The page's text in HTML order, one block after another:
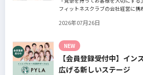
フィットネスクラブの会社経営に
たパーソナルジム「ファントレイン
フィットネスクラブのキャンペーン
する仕組みだろうか！？資金が底を
との絆を築き上げた秘訣とは？
2026年07月26日
NEW
【会員登録受付中】イン
広げる新しいステージ